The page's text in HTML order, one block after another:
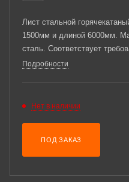
Лист стальной
1500мм и длиной 6000мм.
сталь. Соответствует
Подробности
Нет в наличии
ПОД ЗАКАЗ